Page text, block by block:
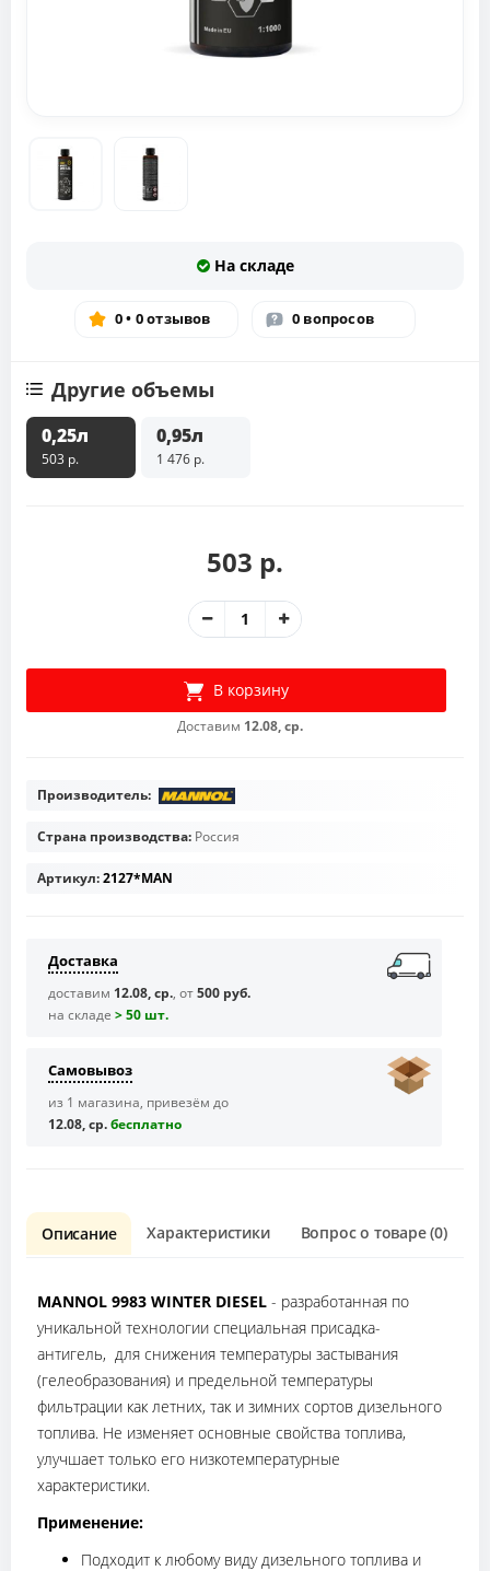
На складе
0 • 0 отзывов 0 вопросов
Другие объемы
0,25л
503 р.
0,95л
1 476 р.
503 р.
В корзину
Доставим 12.08, ср.
Производитель:
Страна производства: Россия
Артикул:2127*MAN
Доставка
доставим 12.08, ср., от500 руб.
на складе > 50 шт.
Самовывоз
из 1 магазина, привезём до
12.08, ср.бесплaтно
Описание Характеристики Вопрос о товаре (0)
MANNOL 9983 WINTER DIESEL - разработанная по
уникальной технологии специальная присадка-
антигель, для снижения температуры застывания
(гелеобразования) и предельной температуры
фильтрации как летних, так и зимних сортов дизельного
топлива. Не изменяет основные свойства топлива,
улучшает только его низкотемпературные
характеристики.
Применение:
Подходит к любому виду дизельного топлива и